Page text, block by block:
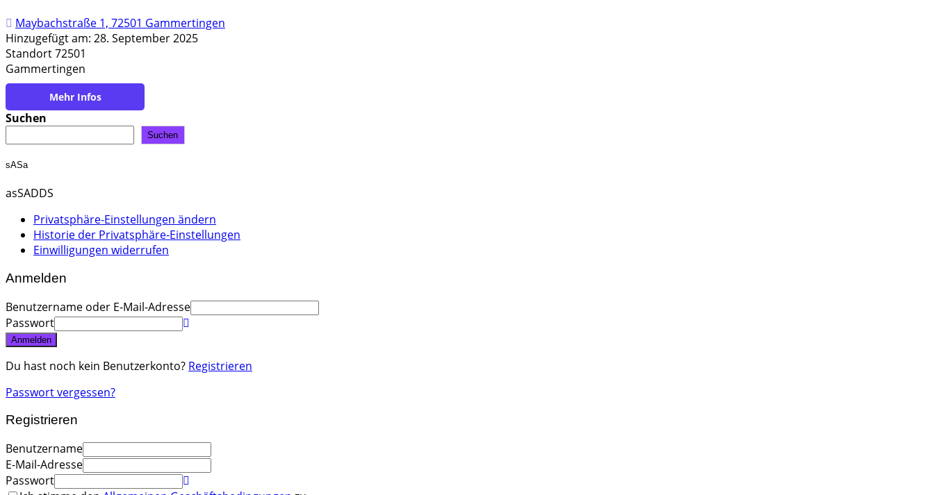
Maybachstraße 1, 72501 Gammertingen
Hinzugefügt am: 28. September 2025
Standort 72501
Gammertingen
https://www.robert-ott-sfh.de/
Suchen
Suchen
sASa
asSADDS
Privatsphäre-Einstellungen ändern
Historie der Privatsphäre-Einstellungen
Einwilligungen widerrufen
Anmelden
Benutzername oder E-Mail-Adresse
Passwort
Anmelden
Du hast noch kein Benutzerkonto? Registrieren
Passwort vergessen?
Registrieren
Benutzername
E-Mail-Adresse
Passwort